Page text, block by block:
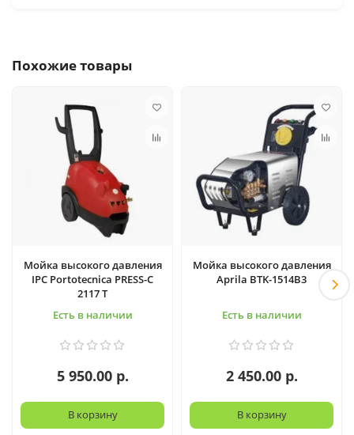
Похожие товары
Мойка высокого давления
IPC Portotecnica PRESS-C
2117 T
Есть в наличии
5 950.00 р.
В корзину
Мойка высокого давления
Aprila BTK-1514B3
Есть в наличии
2 450.00 р.
В корзину